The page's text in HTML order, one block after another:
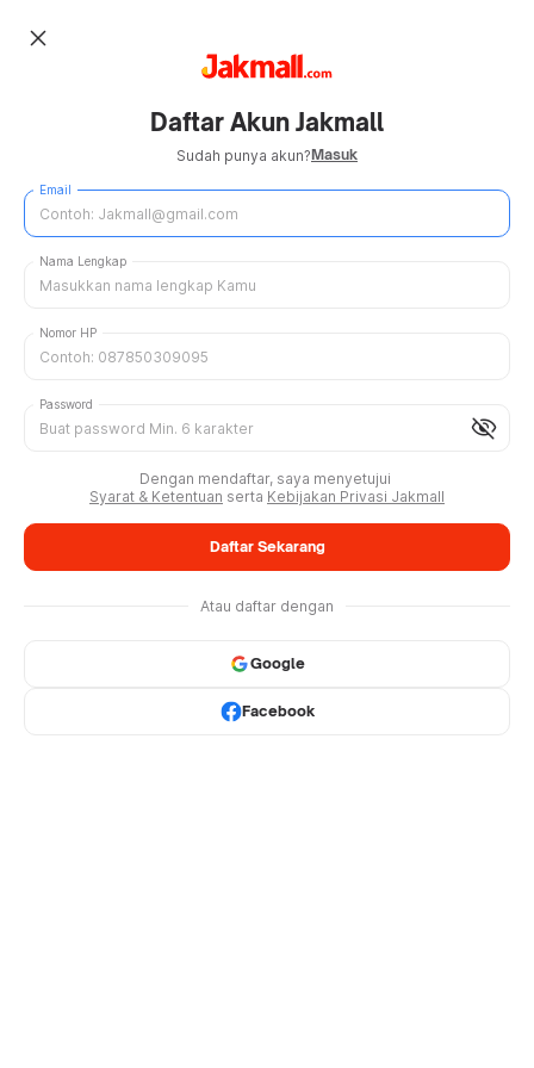
close
Daftar Akun Jakmall
Sudah punya akun?Masuk
Email
Nama Lengkap
Nomor HP
visibility_off
Password
Dengan mendaftar, saya menyetujui
Syarat & Ketentuan serta Kebijakan Privasi Jakmall
Daftar Sekarang
Atau daftar dengan
Google
Facebook